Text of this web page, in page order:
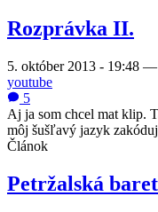
Rozprávka II.
5. október 2013 - 19:48 —
youtube
5
Aj ja som chcel mat klip.
môj šušľavý jazyk
Článok
Petržalská